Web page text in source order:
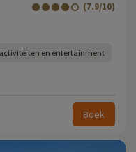
(7.9/10)
en entertainment
Boek